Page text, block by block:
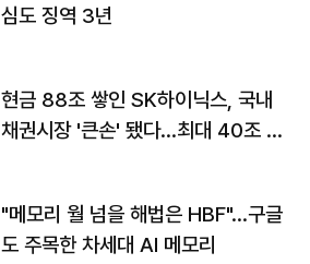
심도 징역 3년
현금 88조 쌓인 SK하이닉스, 국내
채권시장 '큰손' 됐다…최대 40조 투
"메모리 월 넘을 해법은 HBF"…구글
도 주목한 차세대 AI 메모리